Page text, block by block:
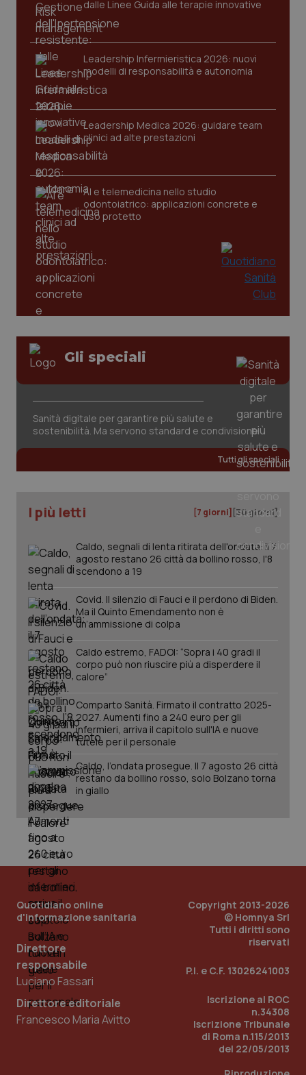
dalle Linee Guida alle terapie innovative
Leadership Infermieristica 2026: nuovi
modelli di responsabilità e autonomia
Leadership Medica 2026: guidare team
clinici ad alte prestazioni
AI e telemedicina nello studio
odontoiatrico: applicazioni concrete e
uso protetto
Gli speciali
Sanità digitale per garantire più salute e
sostenibilità. Ma servono standard e condivisione
Tutti gli speciali
I più letti [7 giorni] [30 giorni]
Caldo, segnali di lenta ritirata dell'ondata: il 7
agosto restano 26 città da bollino rosso, l'8
scendono a 19
Covid. Il silenzio di Fauci e il perdono di Biden.
Ma il Quinto Emendamento non è
un’ammissione di colpa
Caldo estremo, FADOI: “Sopra i 40 gradi il
corpo può non riuscire più a disperdere il
calore”
Comparto Sanità. Firmato il contratto 2025-
2027. Aumenti fino a 240 euro per gli
infermieri, arriva il capitolo sull'IA e nuove
tutele per il personale
Caldo, l’ondata prosegue. Il 7 agosto 26 città
restano da bollino rosso, solo Bolzano torna
in giallo
Quotidiano online
d'informazione sanitaria
Direttore
responsabile
Luciano Fassari
Direttore editoriale
Francesco Maria Avitto
Copyright 2013-2026
© Homnya Srl
Tutti i diritti sono
riservati
P.I. e C.F. 13026241003
Iscrizione al ROC
n.34308
Iscrizione Tribunale
di Roma n.115/2013
del 22/05/2013